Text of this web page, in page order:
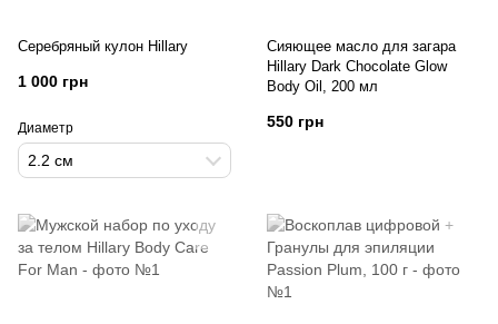
Серебряный кулон Hillary
1 000 грн
Диаметр
2.2 см
Сияющее масло для загара
Hillary Dark Chocolate Glow
Body Oil, 200 мл
550 грн